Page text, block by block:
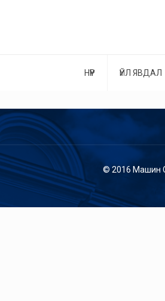
НҮҮР ҮЙЛ ЯВДАЛ
© 2016 Машин